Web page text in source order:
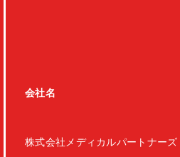
会社名
株式会社メディカルパートナーズ